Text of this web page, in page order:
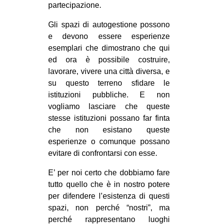
partecipazione.
Gli spazi di autogestione possono
e devono essere esperienze
esemplari che dimostrano che qui
ed ora è possibile costruire,
lavorare, vivere una città diversa, e
su questo terreno sfidare le
istituzioni pubbliche. E non
vogliamo lasciare che queste
stesse istituzioni possano far finta
che non esistano queste
esperienze o comunque possano
evitare di confrontarsi con esse.
E’ per noi certo che dobbiamo fare
tutto quello che è in nostro potere
per difendere l’esistenza di questi
spazi, non perché “nostri”, ma
perché rappresentano luoghi